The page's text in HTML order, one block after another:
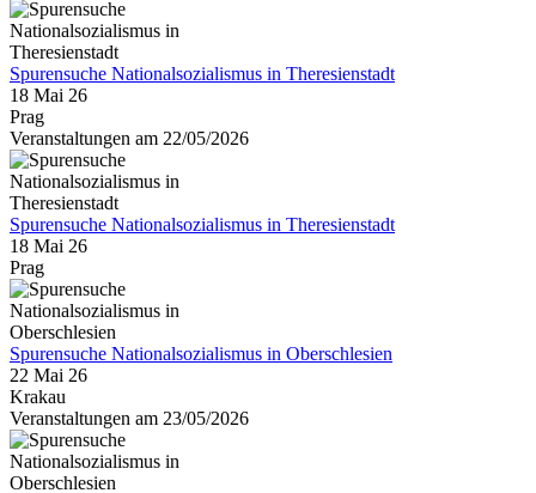
Spurensuche Nationalsozialismus in Theresienstadt
18 Mai 26
Prag
Veranstaltungen am 22/05/2026
Spurensuche Nationalsozialismus in Theresienstadt
18 Mai 26
Prag
Spurensuche Nationalsozialismus in Oberschlesien
22 Mai 26
Krakau
Veranstaltungen am 23/05/2026